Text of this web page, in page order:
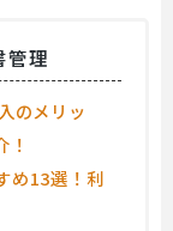
管理
のメリッ
！
め13選！利